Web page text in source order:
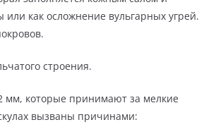
как осложнение вульгарных угрей.
строения.
мм, которые принимают за мелкие
вызваны причинами: